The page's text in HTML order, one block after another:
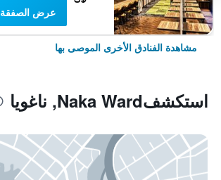
عرض الصفقة
مشاهدة الفنادق الأخرى الموصى بها
استكشفNaka Ward, ناغويا